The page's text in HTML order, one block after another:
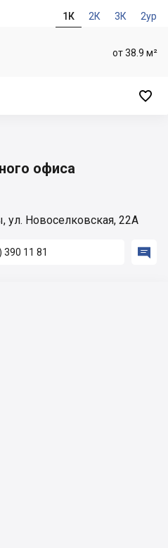
1К 2К 3К 2ур
от 38.9 м²

офиса
ул. Новоселковская, 22А
390 11 81 